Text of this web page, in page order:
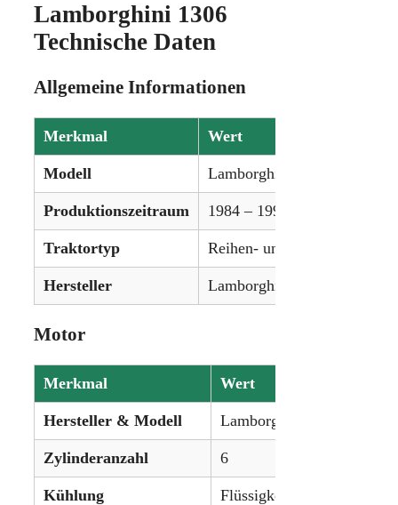
Lamborghini 1306
Technische Daten
Allgemeine Informationen
Merkmal Wert
Modell Lamborghini 1306
Produktionszeitraum 1984 – 1996
Traktortyp Reihen- und
Hersteller Lamborghini (SAME-
Motor
Merkmal Wert
Hersteller & Modell Lamborghini 916.6 WT
Zylinderanzahl 6
Kühlung Flüssigkeitsgekühlt